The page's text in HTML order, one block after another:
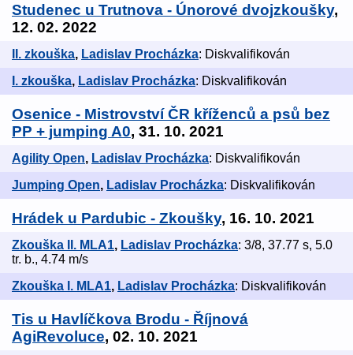
Studenec u Trutnova - Únorové dvojzkoušky,
12. 02. 2022
II. zkouška, Ladislav Procházka: Diskvalifikován
I. zkouška, Ladislav Procházka: Diskvalifikován
Osenice - Mistrovství ČR kříženců a psů bez
PP + jumping A0, 31. 10. 2021
Agility Open, Ladislav Procházka: Diskvalifikován
Jumping Open, Ladislav Procházka: Diskvalifikován
Hrádek u Pardubic - Zkoušky, 16. 10. 2021
Zkouška II. MLA1, Ladislav Procházka: 3/8, 37.77 s, 5.0
tr. b., 4.74 m/s
Zkouška I. MLA1, Ladislav Procházka: Diskvalifikován
Tis u Havlíčkova Brodu - Říjnová
AgiRevoluce, 02. 10. 2021